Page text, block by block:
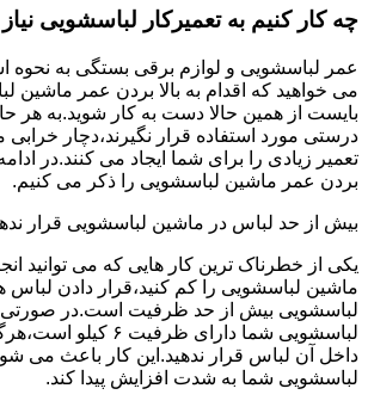
چه کار کنیم به تعمیرکار لباسشویی
عمر لباسشویی و لوازم برقی بستگی به نحوه
می خواهید که اقدام به بالا بردن عمر ماشین
بایست از همین حالا دست به کار شوید.به هر
درستی مورد استفاده قرار نگیرند،دچار
بردن عمر ماشین لباسشویی را ذکر می کنیم.
بیش از حد لباس در ماشین لباسشویی قرار
یکی از خطرناک ترین کار هایی که می توانید
ماشین لباسشویی را کم کنید،قرار دادن لباس
لباسشویی بیش از حد ظرفیت است.در
داخل آن لباس قرار ندهید.این کار باعث می
لباسشویی شما به شدت افزایش پیدا کند.